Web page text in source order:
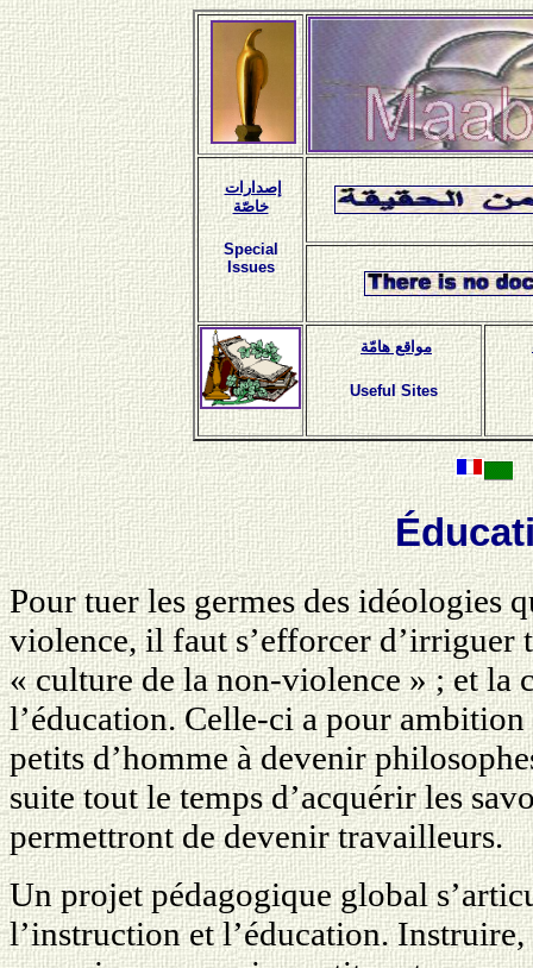
إصدارات
خاصّة
Special
Issues
مواقع هامّة
Useful Sites
Pour tuer les germes des idéologies
violence, il faut s’efforcer d’irriguer
« culture de la non-violence » ; et la
l’éducation. Celle-ci a pour
petits d’homme à devenir
suite tout le temps d’acquérir les
permettront de devenir travailleurs.
Un projet pédagogique global
l’instruction et l’éducation. Instruire,